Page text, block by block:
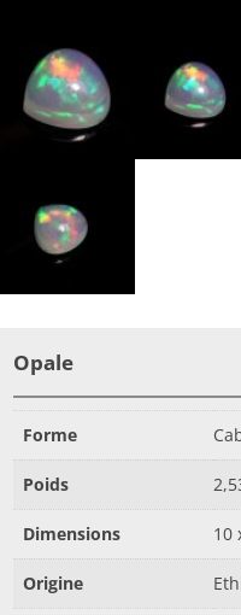
Opale
Forme
Poids
Dimensions 10
Origine